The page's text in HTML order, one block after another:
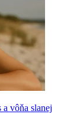
vôňa slanej